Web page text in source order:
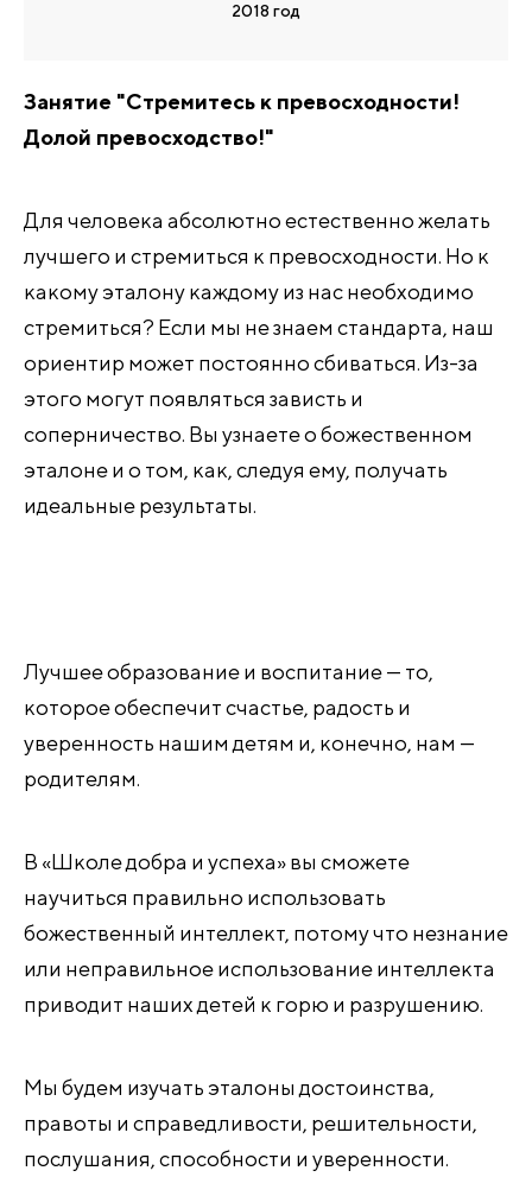
2018 год
Занятие "Стремитесь к превосходности!
Долой превосходство!"
Для человека абсолютно естественно желать
лучшего и стремиться к превосходности. Но к
какому эталону каждому из нас необходимо
стремиться? Если мы не знаем стандарта, наш
ориентир может постоянно сбиваться. Из-за
этого могут появляться зависть и
соперничество. Вы узнаете о божественном
эталоне и о том, как, следуя ему, получать
идеальные результаты.
Лучшее образование и воспитание — то,
которое обеспечит счастье, радость и
уверенность нашим детям и, конечно, нам —
родителям.
В «Школе добра и успеха» вы сможете
научиться правильно использовать
божественный интеллект, потому что незнание
или неправильное использование интеллекта
приводит наших детей к горю и разрушению.
Мы будем изучать эталоны достоинства,
правоты и справедливости, решительности,
послушания, способности и уверенности.